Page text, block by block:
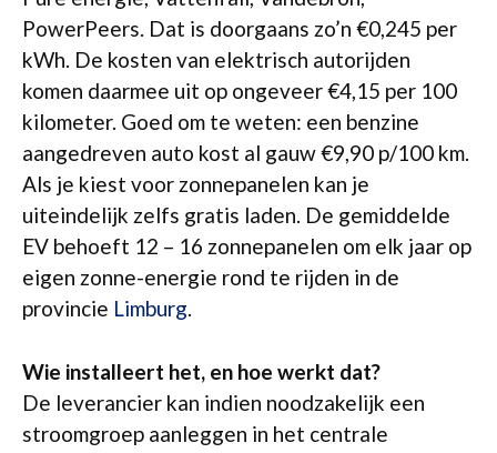
PowerPeers. Dat is doorgaans zo’n €0,245 per
kWh. De kosten van elektrisch autorijden
komen daarmee uit op ongeveer €4,15 per 100
kilometer. Goed om te weten: een benzine
aangedreven auto kost al gauw €9,90 p/100 km.
Als je kiest voor zonnepanelen kan je
uiteindelijk zelfs gratis laden. De gemiddelde
EV behoeft 12 – 16 zonnepanelen om elk jaar op
eigen zonne-energie rond te rijden in de
provincie Limburg.
Wie installeert het, en hoe werkt dat?
De leverancier kan indien noodzakelijk een
stroomgroep aanleggen in het centrale